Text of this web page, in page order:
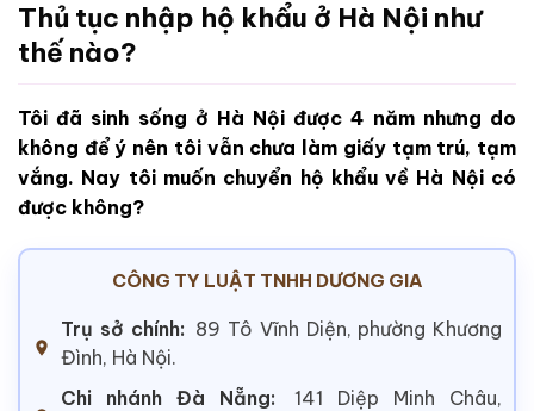
Thủ tục nhập hộ khẩu ở Hà Nội như
thế nào?
Tôi đã sinh sống ở Hà Nội được 4 năm nhưng do
không để ý nên tôi vẫn chưa làm giấy tạm trú, tạm
vắng. Nay tôi muốn chuyển hộ khẩu về Hà Nội có
được không?
CÔNG TY LUẬT TNHH DƯƠNG GIA
Trụ sở chính: 89 Tô Vĩnh Diện, phường Khương
Đình, Hà Nội.
Chi nhánh Đà Nẵng:
141 Diệp Minh Châu,